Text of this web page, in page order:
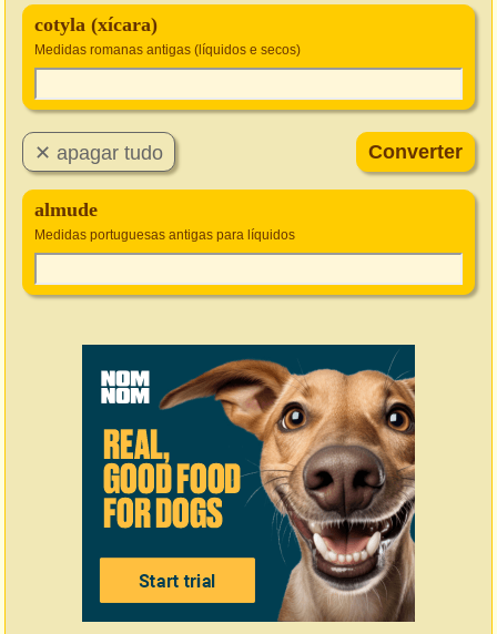
cotyla (xícara)
Medidas romanas antigas (líquidos e secos)
almude
Medidas portuguesas antigas para líquidos